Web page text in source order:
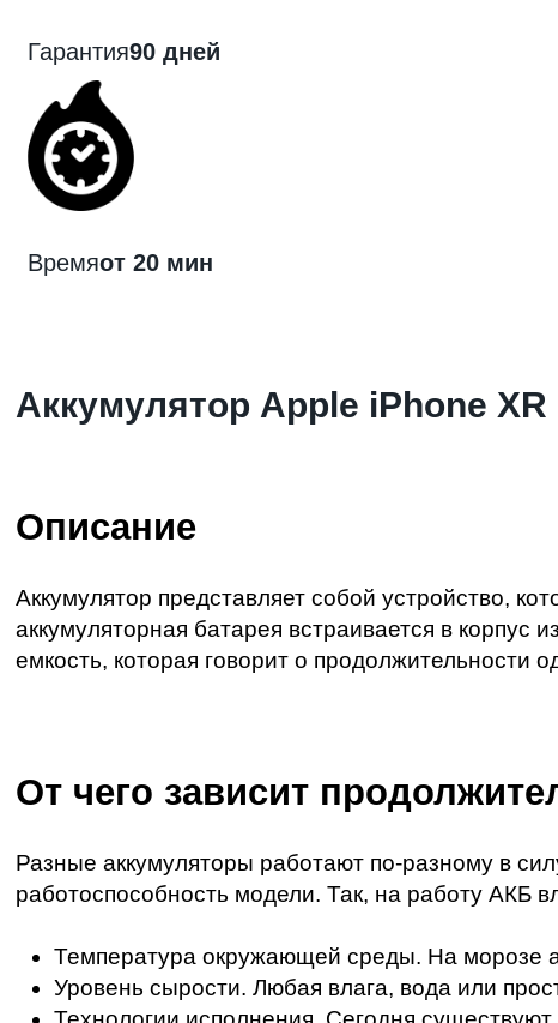
Гарантия90 дней
Времяот 20 мин
Аккумулятор Apple iPhone
Описание
Аккумулятор представляет собой устройство,
аккумуляторная батарея встраивается в корпус
емкость, которая говорит о продолжительности
От чего зависит
Разные аккумуляторы работают по-разному в
работоспособность модели. Так, на работу АКБ
Температура окружающей среды. На морозе
Уровень сырости. Любая влага, вода или